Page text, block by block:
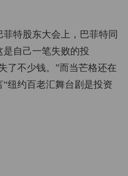
特股东大会上，巴菲特同
自己一笔失败的投
了不少钱。”而当芒格还在
纽约百老汇舞台剧是投资